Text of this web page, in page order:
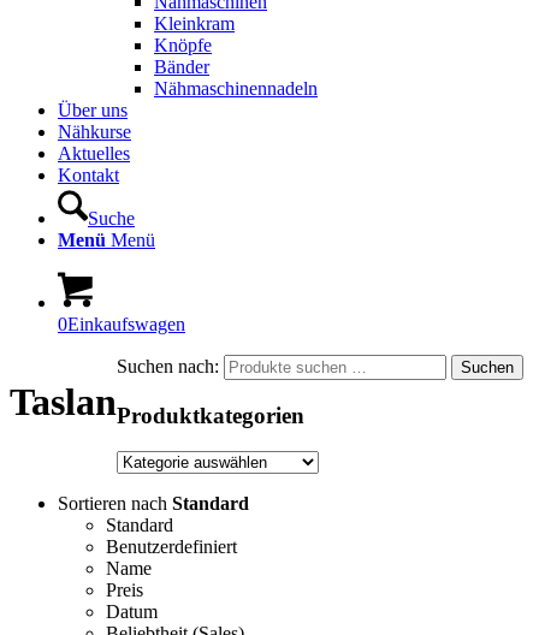
Kleinkram
Knöpfe
Bänder
Nähmaschinennadeln
Über uns
Nähkurse
Aktuelles
Kontakt
Suche
Menü Menü
0Einkaufswagen
Taslan
Sortieren nach Standard
Standard
Benutzerdefiniert
Name
Preis
Datum
Suchen nach: Suchen
Produktkategorien